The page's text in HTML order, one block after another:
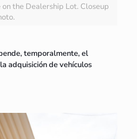
on the Dealership Lot. Closeup
temporalmente, el
adquisición de vehículos